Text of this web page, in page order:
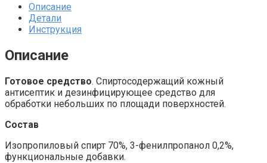
Описание
Детали
Инструкция
Описание
Готовое средство. Спиртосодержащий кожный
антисептик и дезинфицирующее средство для
обработки небольших по площади поверхностей.
Состав
Изопропиловый спирт 70%, 3-фенилпропанол 0,2%,
функциональные добавки.